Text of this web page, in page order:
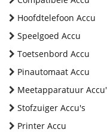
Hoofdtelefoon Accu
Speelgoed Accu
Toetsenbord Accu
Pinautomaat Accu
Meetapparatuur
Stofzuiger Accu's
Printer Accu